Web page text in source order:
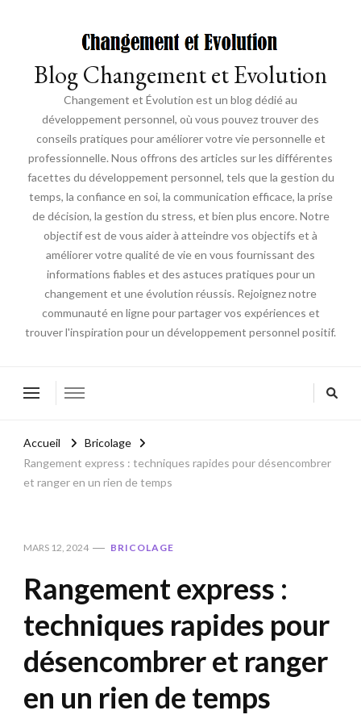
Blog Changement et Evolution
Changement et Évolution est un blog dédié au
développement personnel, où vous pouvez trouver des
conseils pratiques pour améliorer votre vie personnelle et
professionnelle. Nous offrons des articles sur les différentes
facettes du développement personnel, tels que la gestion du
temps, la confiance en soi, la communication efficace, la prise
de décision, la gestion du stress, et bien plus encore. Notre
objectif est de vous aider à atteindre vos objectifs et à
améliorer votre qualité de vie en vous fournissant des
informations fiables et des astuces pratiques pour un
changement et une évolution réussis. Rejoignez notre
communauté en ligne pour partager vos expériences et
trouver l'inspiration pour un développement personnel positif.
Accueil
Bricolage
Rangement express : techniques rapides pour désencombrer
et ranger en un rien de temps
MARS 12, 2024 BRICOLAGE
Rangement express :
techniques rapides pour
désencombrer et ranger
en un rien de temps